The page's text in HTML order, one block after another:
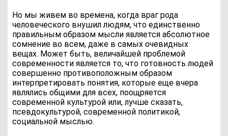
Но мы живем во времена, когда враг рода
человеческого внушил людям, что единственно
правильным образом мысли является абсолютное
сомнение во всем, даже в самых очевидных
вещах. Может быть, величайшей проблемой
современности является то, что готовность людей
совершенно противоположным образом
интерпретировать понятия, которые еще вчера
являлись общими для всех, поощряется
современной культурой или, лучше сказать,
псевдокультурой, современной политикой,
социальной мыслью.